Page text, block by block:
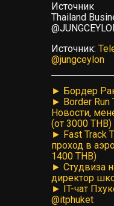
Источник
Thailand
Источник:
@jungceylon
► Бордер
► Border Run
Новости,
(от 3000 THB)
► Fast Track
проход в
1400 THB)
► Студвиза
директор
► IT-чат
@itphuket